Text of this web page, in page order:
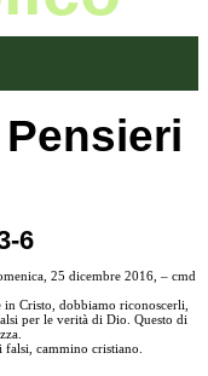
6
25 dicembre 2016, – cmd
Cristo, dobbiamo riconoscerli,
per le verità di Dio. Questo di
cammino cristiano.